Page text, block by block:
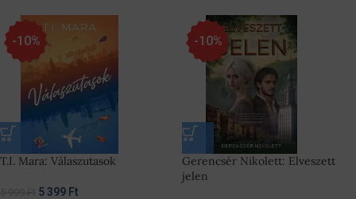
-10%
T.I. Mara: Válaszutasok
5 399 Ft
-10%
Gerencsér Nikolett: Elveszett
jelen